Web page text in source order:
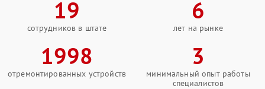
19
сотрудников в штате
6
лет на рынке
1998
отремонтированных устройств
3
минимальный опыт работы
специалистов